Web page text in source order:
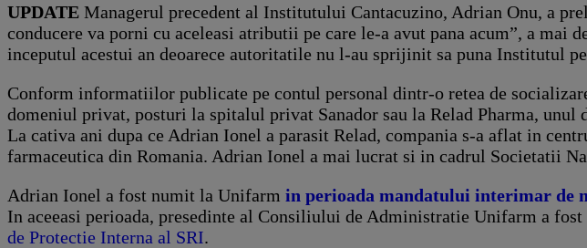
UPDATE Managerul precedent al Institutului Cantacuzino, Adrian Onu, a
conducere va porni cu aceleasi atributii pe care le-a avut pana acum”, a
inceputul acestui an deoarece autoritatile nu l-au sprijinit sa puna Institutul
Conform informatiilor publicate pe contul personal dintr-o retea de
domeniul privat, posturi la spitalul privat Sanador sau la Relad Pharma,
La cativa ani dupa ce Adrian Ionel a parasit Relad, compania s-a aflat in
farmaceutica din Romania. Adrian Ionel a mai lucrat si in cadrul Societatii
Adrian Ionel a fost numit la Unifarm in perioada mandatului interimar de
In aceeasi perioada, presedinte al Consiliului de Administratie Unifarm a
de Protectie Interna al SRI.